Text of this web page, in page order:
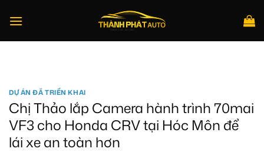
qua
DỰ ÁN ĐÃ TRIỂN KHAI
Chị Thảo lắp Camera hành trình 70mai
VF3 cho Honda CRV tại Hóc Môn để
lái xe an toàn hơn